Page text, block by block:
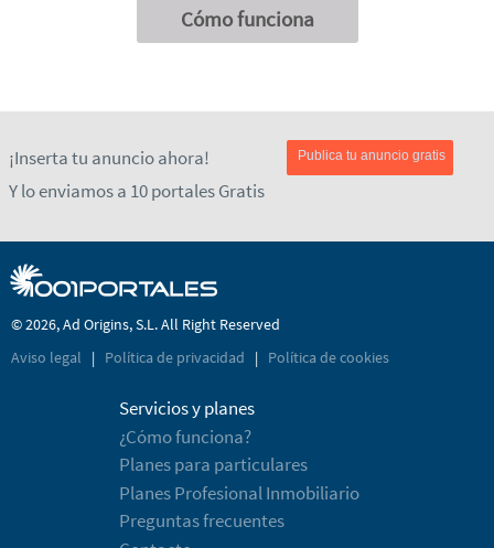
Cómo funciona
¡Inserta tu anuncio ahora!
Y lo enviamos a 10 portales Gratis
Publica tu anuncio gratis
© 2026, Ad Origins, S.L. All Right Reserved
Aviso legal
| Política de privacidad | Política de cookies
Servicios y planes
¿Cómo funciona?
Planes para particulares
Planes Profesional Inmobiliario
Preguntas frecuentes